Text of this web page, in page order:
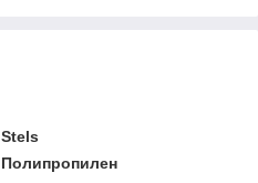
Stels
Полипропилен